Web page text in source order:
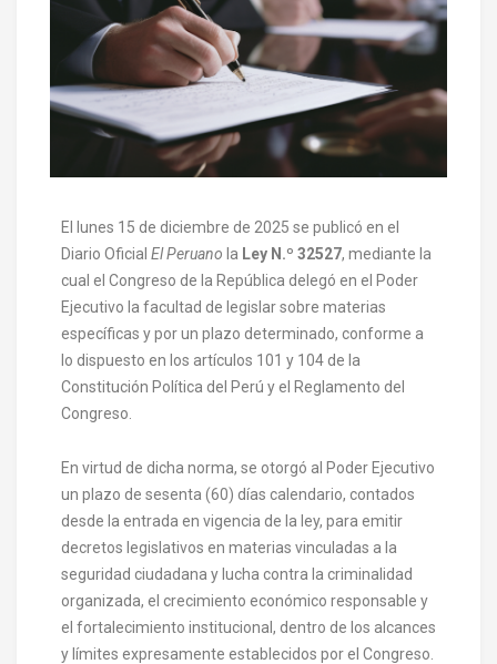
El lunes 15 de diciembre de 2025 se publicó en el
Diario Oficial El Peruano la Ley N.º 32527, mediante la
cual el Congreso de la República delegó en el Poder
Ejecutivo la facultad de legislar sobre materias
específicas y por un plazo determinado, conforme a
lo dispuesto en los artículos 101 y 104 de la
Constitución Política del Perú y el Reglamento del
Congreso.
En virtud de dicha norma, se otorgó al Poder Ejecutivo
un plazo de sesenta (60) días calendario, contados
desde la entrada en vigencia de la ley, para emitir
decretos legislativos en materias vinculadas a la
seguridad ciudadana y lucha contra la criminalidad
organizada, el crecimiento económico responsable y
el fortalecimiento institucional, dentro de los alcances
y límites expresamente establecidos por el Congreso.